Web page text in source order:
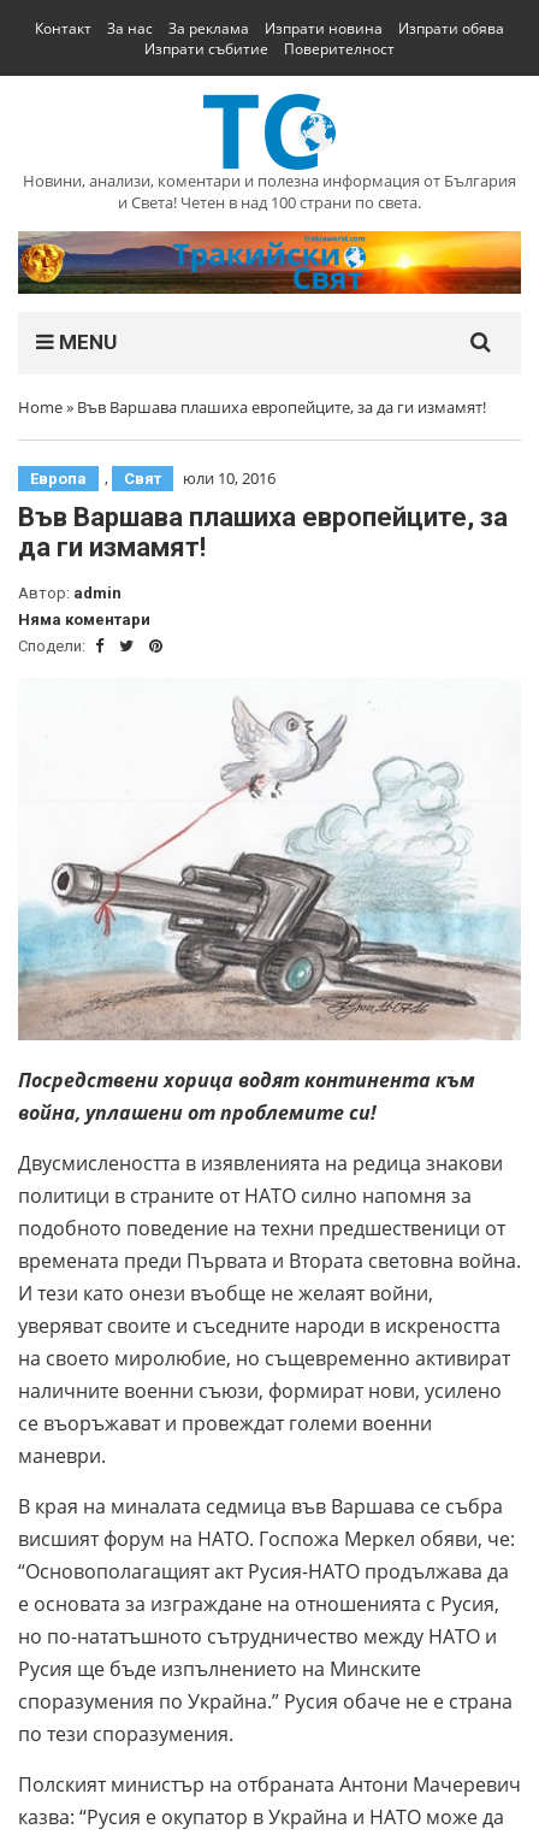
Контакт За нас За реклама Изпрати новина
Изпрати обява
Изпрати събитие
Поверителност
Новини, анализи, коментари и полезна информация от България
и Света! Четен в над 100 страни по света.
MENU
Home» Във Варшава плашиха европейците, за да ги измамят!
Европа , Свят юли 10, 2016
Във Варшава плашиха европейците, за
да ги измамят!
Автор: admin
Няма коментари
Сподели:
Посредствени хорица водят континента към
война, уплашени от проблемите си!
Двусмислеността в изявленията на редица знакови
политици в страните от НАТО силно напомня за
подобното поведение на техни предшественици от
времената преди Първата и Втората световна война.
И тези като онези въобще не желаят войни,
уверяват своите и съседните народи в искреността
на своето миролюбие, но същевременно активират
наличните военни съюзи, формират нови, усилено
се въоръжават и провеждат големи военни
маневри.
В края на миналата седмица във Варшава се събра
висшият форум на НАТО. Госпожа Меркел обяви, че:
“Основополагащият акт Русия-НАТО продължава да
е основата за изграждане на отношенията с Русия,
но по-нататъшното сътрудничество между НАТО и
Русия ще бъде изпълнението на Минските
споразумения по Украйна.” Русия обаче не е страна
по тези споразумения.
Полският министър на отбраната Антони Мачеревич
казва: “Русия е окупатор в Украйна и НАТО може да